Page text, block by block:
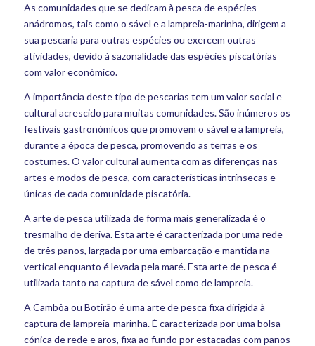
As comunidades que se dedicam à pesca de espécies
anádromos, tais como o sável e a lampreia-marinha, dirigem a
sua pescaria para outras espécies ou exercem outras
atividades, devido à sazonalidade das espécies piscatórias
com valor económico.
A importância deste tipo de pescarias tem um valor social e
cultural acrescido para muitas comunidades. São inúmeros os
festivais gastronómicos que promovem o sável e a lampreia,
durante a época de pesca, promovendo as terras e os
costumes. O valor cultural aumenta com as diferenças nas
artes e modos de pesca, com características intrínsecas e
únicas de cada comunidade piscatória.
A arte de pesca utilizada de forma mais generalizada é o
tresmalho de deriva. Esta arte é caracterizada por uma rede
de três panos, largada por uma embarcação e mantida na
vertical enquanto é levada pela maré. Esta arte de pesca é
utilizada tanto na captura de sável como de lampreia.
A Cambôa ou Botirão é uma arte de pesca fixa dirigida à
captura de lampreia-marinha. É caracterizada por uma bolsa
cónica de rede e aros, fixa ao fundo por estacadas com panos